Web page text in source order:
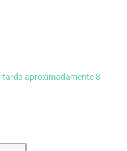
tarda aproximadamente 8